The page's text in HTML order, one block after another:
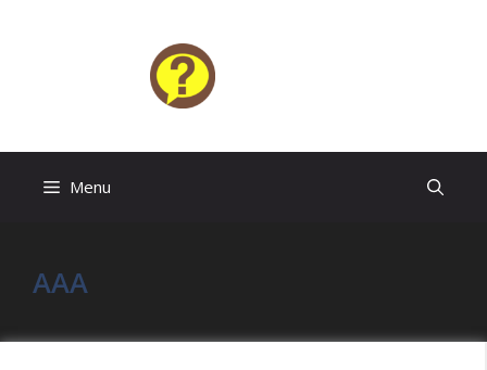
Menu
AAA